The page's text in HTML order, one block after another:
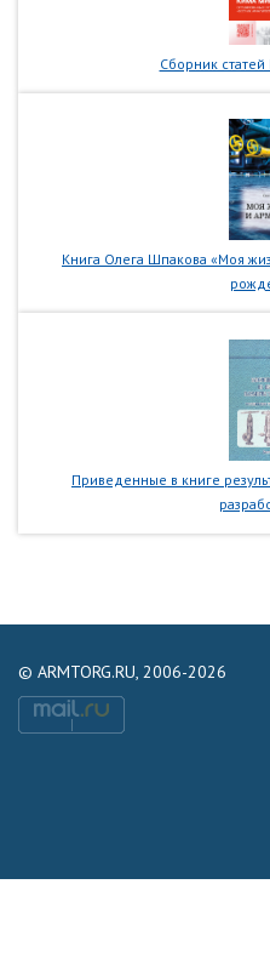
Сборник
Книга Олега Шпакова «Моя
Приведенные в книге
© ARMTORG.RU, 2006-2026